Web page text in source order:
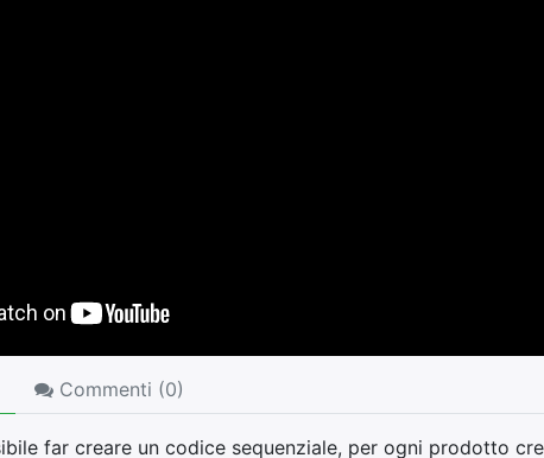
Commenti (0)
far creare un codice sequenziale, per ogni prodotto